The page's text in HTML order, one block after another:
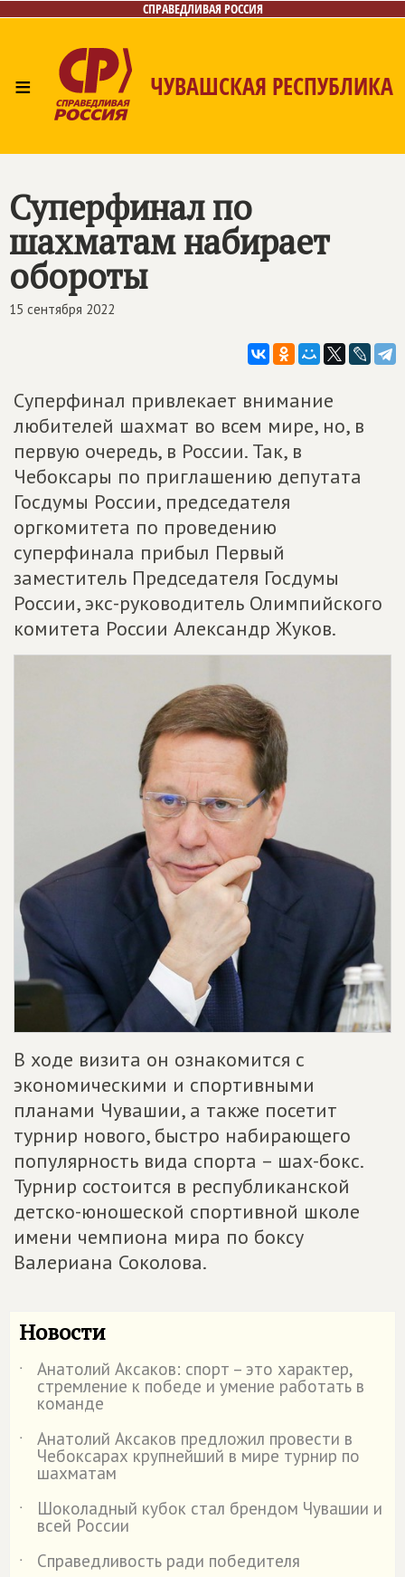
СПРАВЕДЛИВАЯ РОССИЯ
≡ ЧУВАШСКАЯ РЕСПУБЛИКА
Суперфинал по
шахматам набирает
обороты
15 сентября 2022
Суперфинал привлекает внимание
любителей шахмат во всем мире, но, в
первую очередь, в России. Так, в
Чебоксары по приглашению депутата
Госдумы России, председателя
оргкомитета по проведению
суперфинала прибыл Первый
заместитель Председателя Госдумы
России, экс-руководитель Олимпийского
комитета России Александр Жуков.
В ходе визита он ознакомится с
экономическими и спортивными
планами Чувашии, а также посетит
турнир нового, быстро набирающего
популярность вида спорта – шах-бокс.
Турнир состоится в республиканской
детско-юношеской спортивной школе
имени чемпиона мира по боксу
Валериана Соколова.
Новости
˙ Анатолий Аксаков: спорт – это характер,
стремление к победе и умение работать в
команде
˙
Анатолий Аксаков предложил провести в
Чебоксарах крупнейший в мире турнир по
шахматам
˙
Шоколадный кубок стал брендом Чувашии и
всей России
˙
Справедливость ради победителя